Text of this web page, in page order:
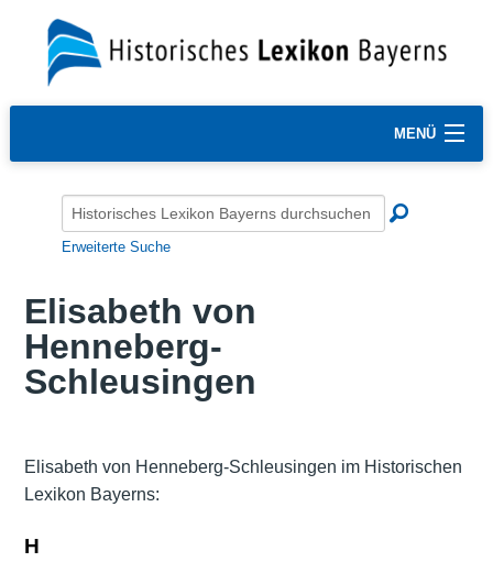
MENÜ
Erweiterte Suche
Elisabeth von
Henneberg-
Schleusingen
Elisabeth von Henneberg-Schleusingen im Historischen
Lexikon Bayerns:
H